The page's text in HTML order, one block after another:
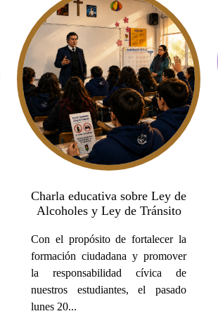
Charla educativa sobre Ley de
Alcoholes y Ley de Tránsito
Con el propósito de fortalecer la
formación ciudadana y promover
la responsabilidad cívica de
nuestros estudiantes, el pasado
lunes 20...